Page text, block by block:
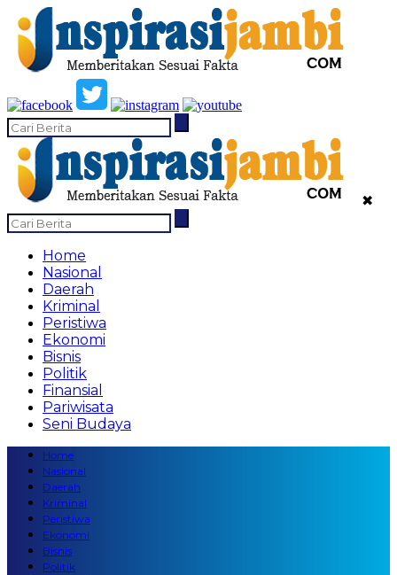
✖
Home
Nasional
Daerah
Kriminal
Peristiwa
Ekonomi
Bisnis
Politik
Finansial
Pariwisata
Seni Budaya
Home
Nasional
Daerah
Kriminal
Peristiwa
Ekonomi
Bisnis
Politik